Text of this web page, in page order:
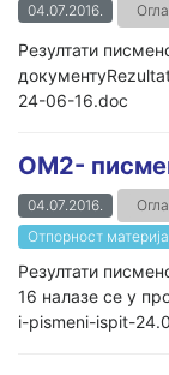
04.07.2016.
Резултати
24-06-16.doc
ОМ2-
04.07.2016.
Отпорност
Резултати
16 налазе се у
i-pismeni-ispit-